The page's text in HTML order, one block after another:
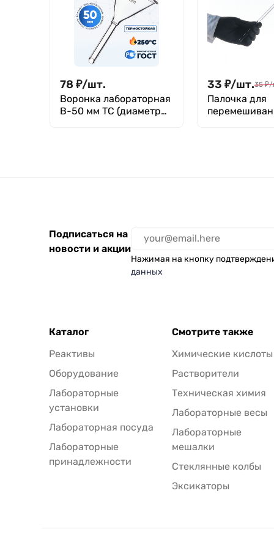
78 ₽/шт.
Воронка лабораторная
В-50 мм ТС (диаметр
33 ₽/шт.35 ₽/
Палочка для
Подписаться на
новости и акции
Нажимая на кнопку
данных
Каталог
Реактивы
Оборудование
Лабораторные
установки
Лабораторная посуда
Лабораторные
принадлежности
Смотрите также
Химические кислоты
Растворители
Техническая химия
Лабораторные весы
Лабораторные
мешалки
Стеклянные колбы
Эксикаторы